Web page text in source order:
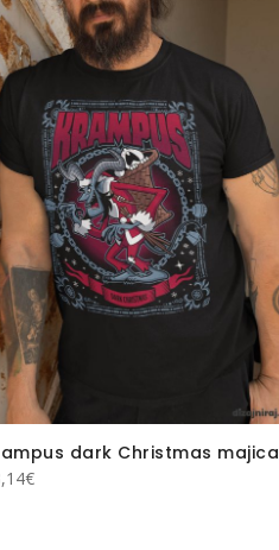
dark Christmas majica
€